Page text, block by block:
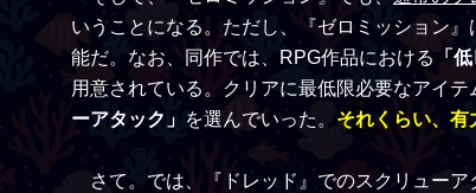
いうことになる。ただし、『ゼロミッション』
能だ。なお、同作では、RPG作品における
「
用意されている。クリアに最低限必要なアイテ
ーアタック」 を選んでいった。 それくらい、有
さて。では、『ドレッド』でのスクリューア